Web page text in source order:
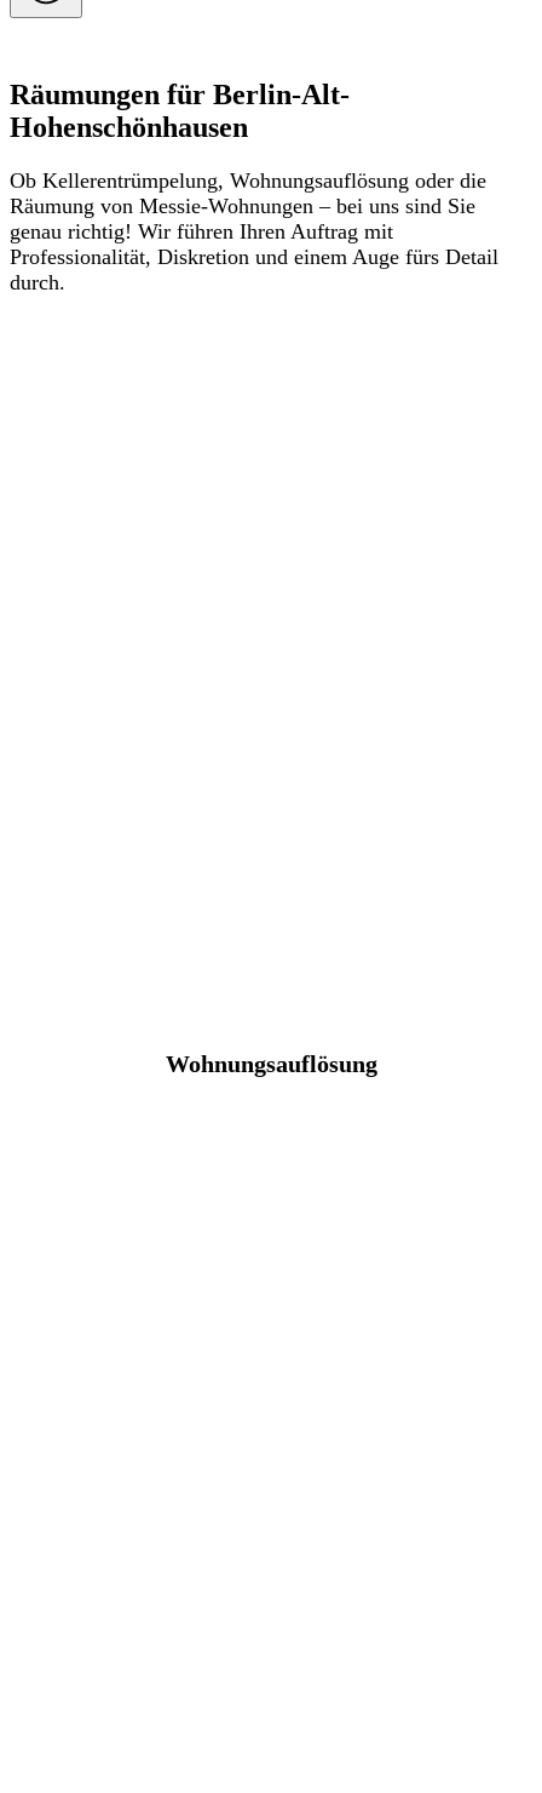
Räumungen für Berlin-Alt-
Hohenschönhausen
Ob Kellerentrümpelung, Wohnungsauflösung oder die
Räumung von Messie-Wohnungen – bei uns sind Sie
genau richtig! Wir führen Ihren Auftrag mit
Professionalität, Diskretion und einem Auge fürs Detail
durch.
Wohnungsauflösung